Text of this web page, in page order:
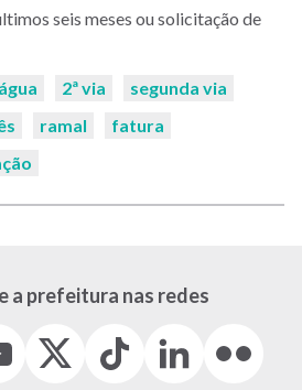
seis meses ou solicitação de
água 2ª via
segunda via
ramal
fatura
a prefeitura nas redes
(Antigo
Tiktok
(link
LinkedIn
(link
(link